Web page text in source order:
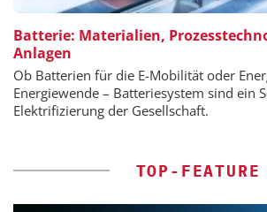
Batterie: Materialien,
Anlagen
Ob Batterien für die E-Mobilität oder
Energiewende – Batteriesystem sind ein
Elektrifizierung der Gesellschaft.
TOP-FEATURE